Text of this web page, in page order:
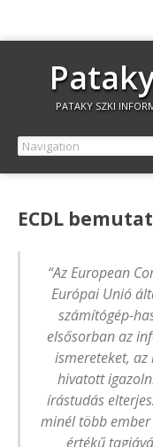
PATAKY SZKI
ECDL
“Az European
Európai Unió
számítógép-
elsősorban az
ismereteket,
hivatott
írástudás
minél több
értékű